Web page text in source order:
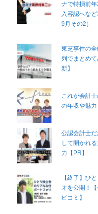
ナで特損前
入容認へな
9月その2）
東芝事件の
列でまとめ
新】
これが会計
の年収や魅力
公認会計士
して開かれ
力【PR】
【終了】ひ
オを公開！
ビコミ】